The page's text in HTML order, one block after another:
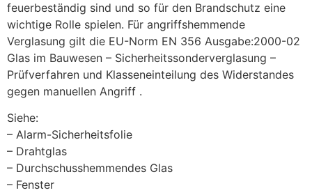
feuerbeständig sind und so für den Brandschutz eine
wichtige Rolle spielen. Für angriffshemmende
Verglasung gilt die EU-Norm EN 356 Ausgabe:2000-02
Glas im Bauwesen – Sicherheitssonderverglasung –
Prüfverfahren und Klasseneinteilung des Widerstandes
gegen manuellen Angriff .
Siehe:
– Alarm-Sicherheitsfolie
– Drahtglas
– Durchschusshemmendes Glas
– Fenster